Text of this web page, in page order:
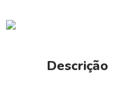
Descrição